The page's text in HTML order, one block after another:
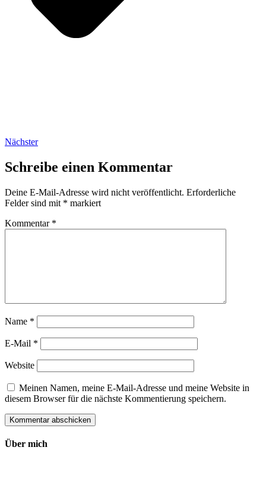
Nächster
Schreibe einen Kommentar
Deine E-Mail-Adresse wird nicht veröffentlicht. Erforderliche
Felder sind mit * markiert
Kommentar *
Name *
E-Mail *
Website
Meinen Namen, meine E-Mail-Adresse und meine Website in
diesem Browser für die nächste Kommentierung speichern.
Über mich